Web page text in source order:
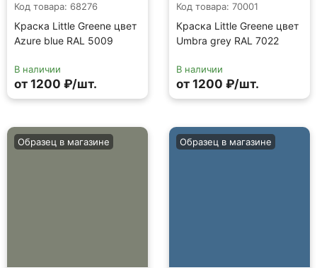
Код товара: 68276
Краска Little Greene цвет
Azure blue RAL 5009
В наличии
от 1200 ₽/шт.
Код товара: 70001
Краска Little Greene цвет
Umbra grey RAL 7022
В наличии
от 1200 ₽/шт.
Образец в магазине Образец в магазине